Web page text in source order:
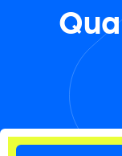
Meer vacatures